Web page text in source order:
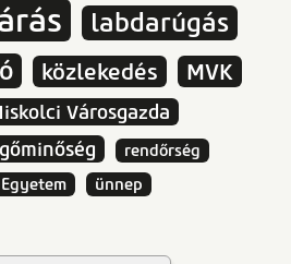
labdarúgás
közlekedés MVK
Városgazda
rendőrség
ünnep